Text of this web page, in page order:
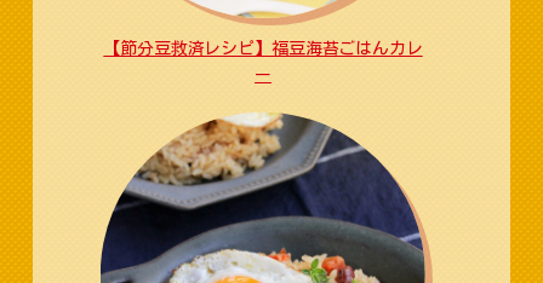
【節分豆救済レシピ】福豆海苔ごはんカレ
ー